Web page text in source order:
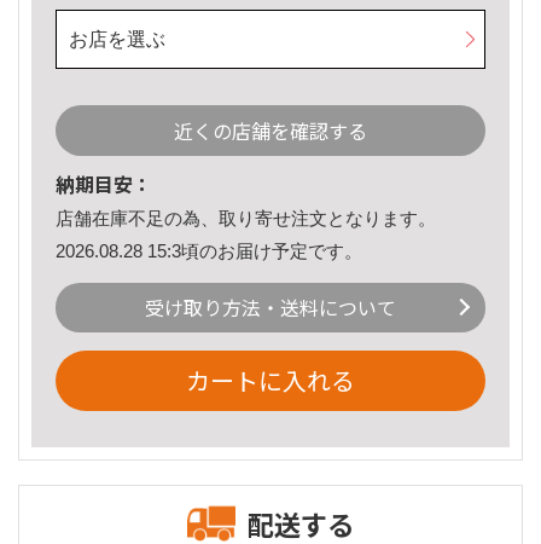
お店を選ぶ
近くの店舗を確認する
納期目安：
店舗在庫不足の為、取り寄せ注文となります。
2026.08.28 15:3頃のお届け予定です。
受け取り方法・送料について
カートに入れる
配送する